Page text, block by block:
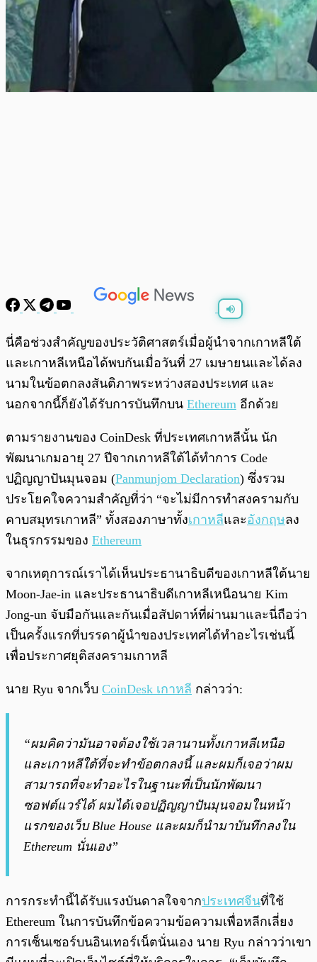
พร้อมเล่น 0:00
นี่คือช่วงสำคัญของประวัติศาสตร์เมื่อผู้นำจากเกาหลีใต้
และเกาหลีเหนือได้พบกันเมื่อวันที่ 27 เมษายนและได้ลง
นามในข้อตกลงสันติภาพระหว่างสองประเทศ และ
นอกจากนี้ก็ยังได้รับการบันทึกบน Ethereum อีกด้วย
ตามรายงานของ CoinDesk ที่ประเทศเกาหลีนั้น นัก
พัฒนาเกมอายุ 27 ปีจากเกาหลีใต้ได้ทำการ Code
ปฏิญญาปันมุนจอม (Panmunjom Declaration) ซึ่งรวม
ประโยคใจความสำคัญที่ว่า “จะไม่มีการทำสงครามกับ
คาบสมุทรเกาหลี” ทั้งสองภาษาทั้งเกาหลีและอังกฤษลง
ในธุรกรรมของ Ethereum
จากเหตุการณ์เราได้เห็นประธานาธิบดีของเกาหลีใต้นาย
Moon-Jae-in และประธานาธิบดีเกาหลีเหนือนาย Kim
Jong-un จับมือกันและกันเมื่อสัปดาห์ที่ผ่านมาและนี่ถือว่า
เป็นครั้งแรกที่บรรดาผู้นำของประเทศได้ทำอะไรเช่นนี้
เพื่อประกาศยุติสงครามเกาหลี
นาย Ryu จากเว็บ CoinDesk เกาหลี กล่าวว่า:
“ผมคิดว่ามันอาจต้องใช้เวลานานทั้งเกาหลีเหนือ
และเกาหลีใต้ที่จะทำข้อตกลงนี้ และผมก็เจอว่าผม
สามารถที่จะทำอะไรในฐานะที่เป็นนักพัฒนา
ซอฟต์แวร์ได้ ผมได้เจอปฏิญญาปันมุนจอมในหน้า
แรกของเว็บ Blue House และผมก็นำมาบันทึกลงใน
Ethereum นั่นเอง”
การกระทำนี้ได้รับแรงบันดาลใจจากประเทศจีนที่ใช้
Ethereum ในการบันทึกข้อความข้อความเพื่อหลีกเลี่ยง
การเซ็นเซอร์บนอินเทอร์เน็ตนั่นเอง นาย Ryu กล่าวว่าเขา